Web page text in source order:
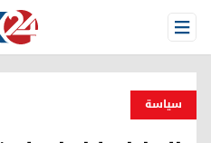
Open Menu
سیاسة